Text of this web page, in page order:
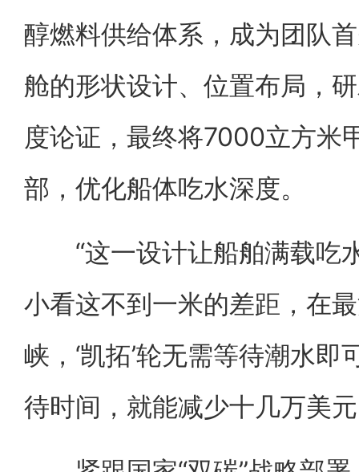
醇燃料供给体系，成为团队
舱的形状设计、位置布局，
度论证，最终将7000立方米
部，优化船体吃水深度。
“这一设计让船舶满载吃
小看这不到一米的差距，在
峡，‘凯拓’轮无需等待潮水
待时间，就能减少十几万美